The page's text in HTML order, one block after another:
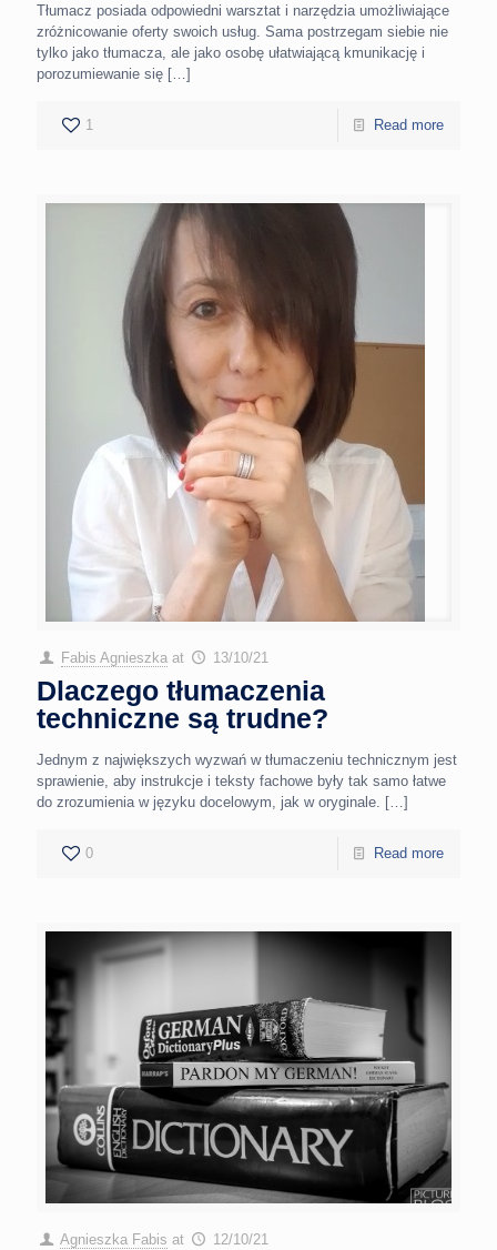
Tłumacz posiada odpowiedni warsztat i narzędzia umożliwiające
zróżnicowanie oferty swoich usług. Sama postrzegam siebie nie
tylko jako tłumacza, ale jako osobę ułatwiającą kmunikację i
porozumiewanie się […]
1 Read more
Fabis Agnieszka at 13/10/21
Dlaczego tłumaczenia
techniczne są trudne?
Jednym z największych wyzwań w tłumaczeniu technicznym jest
sprawienie, aby instrukcje i teksty fachowe były tak samo łatwe
do zrozumienia w języku docelowym, jak w oryginale. […]
0 Read more
Agnieszka Fabis at 12/10/21